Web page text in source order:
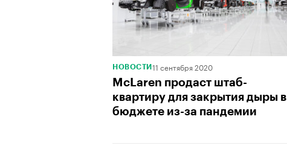
НОВОСТИ 11 сентября 2020
McLaren продаст штаб-
квартиру для закрытия дыры в
бюджете из-за пандемии